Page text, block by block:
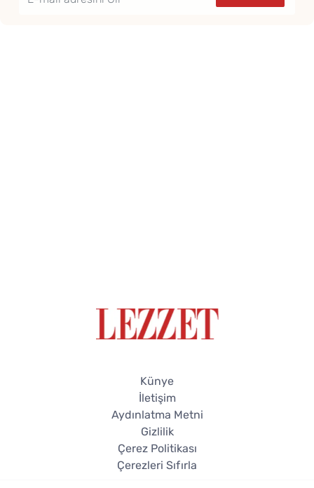
Künye
İletişim
Aydınlatma Metni
Gizlilik
Çerez Politikası
Çerezleri Sıfırla